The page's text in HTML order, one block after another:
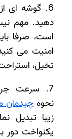
6. گوشه‌ ای
دهید. مهم
است، صرفا
امنیت می ‌کنید
تخیل،
7. سرعت
نحوه چیدمان
زیبا تبدیل
یکنواخت دور